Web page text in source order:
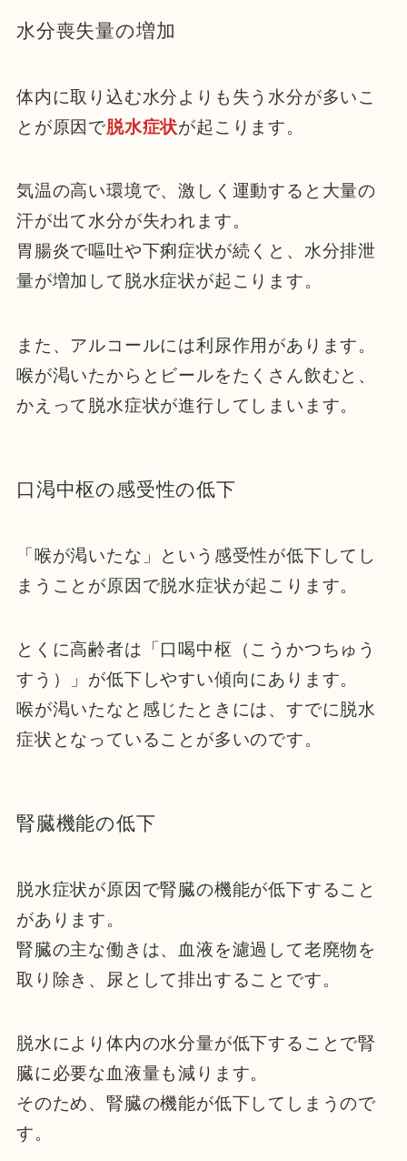
水分喪失量の増加
体内に取り込む水分よりも失う水分が多いこ
とが原因で脱水症状が起こります。
気温の高い環境で、激しく運動すると大量の
汗が出て水分が失われます。
胃腸炎で嘔吐や下痢症状が続くと、水分排泄
量が増加して脱水症状が起こります。
また、アルコールには利尿作用があります。
喉が渇いたからとビールをたくさん飲むと、
かえって脱水症状が進行してしまいます。
口渇中枢の感受性の低下
「喉が渇いたな」という感受性が低下してし
まうことが原因で脱水症状が起こります。
とくに高齢者は「口喝中枢（こうかつちゅう
すう）」が低下しやすい傾向にあります。
喉が渇いたなと感じたときには、すでに脱水
症状となっていることが多いのです。
腎臓機能の低下
脱水症状が原因で腎臓の機能が低下すること
があります。
腎臓の主な働きは、血液を濾過して老廃物を
取り除き、尿として排出することです。
脱水により体内の水分量が低下することで腎
臓に必要な血液量も減ります。
そのため、腎臓の機能が低下してしまうので
す。